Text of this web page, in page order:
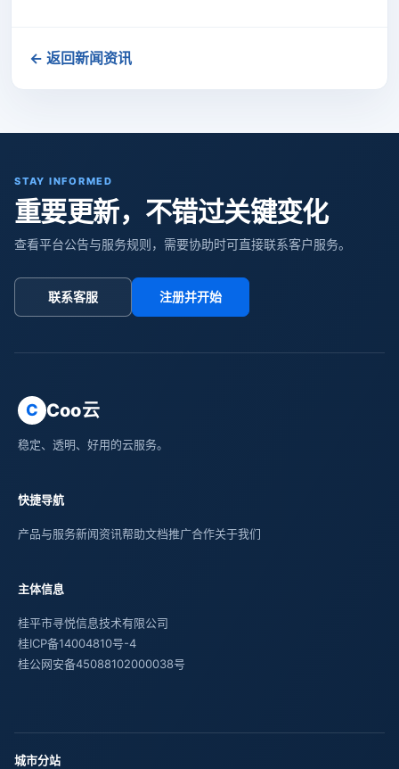
← 返回新闻资讯
STAY INFORMED
重要更新，不错过关键变化
查看平台公告与服务规则，需要协助时可直接联系客户服务。
联系客服 注册并开始
C Coo云
稳定、透明、好用的云服务。
快捷导航
产品与服务新闻资讯帮助文档推广合作关于我们
主体信息
桂平市寻悦信息技术有限公司
桂ICP备14004810号-4
桂公网安备45088102000038号
城市分站